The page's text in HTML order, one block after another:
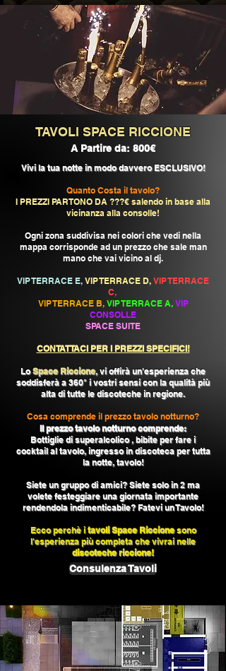
TAVOLI SPACE RICCIONE
A Partire da: 800€
Vivi la tua notte in modo davvero ESCLUSIVO!
Quanto Costa il tavolo?
I PREZZI PARTONO DA ???€ salendo in base alla
vicinanza alla consolle!
Ogni zona suddivisa nei colori che vedi nella
mappa corrisponde ad un prezzo che sale man
mano che vai vicino al dj.
VIP TERRACE E, VIP TERRACE D, VIP TERRACE
C,
VIP TERRACE B, VIP TERRACE A, VIP
CONSOLLE
SPACE SUITE
CONTATTACI PER I PREZZI SPECIFICI!
LoSpace Riccione, vi offirà un'esperienza che
soddisferà a 360° i vostri sensi con la qualità più
alta di tutte le discoteche in regione.
Cosa comprende il prezzo tavolo notturno?
Il prezzo tavolo notturno comprende:
Bottiglie di superalcolico , bibite per fare i
cocktail al tavolo, ingresso in discoteca per tutta
la notte, tavolo!
Siete un gruppo di amici? Siete solo in 2 ma
volete festeggiare una giornata importante
rendendola indimenticabile? Fatevi un Tavolo!
Ecco perchè itavoli Space Riccionesono
l'esperienza più completa che vivrai nelle
discoteche riccione!
Consulenza Tavoli